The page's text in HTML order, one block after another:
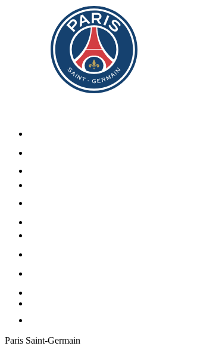
Paris Saint-Germain